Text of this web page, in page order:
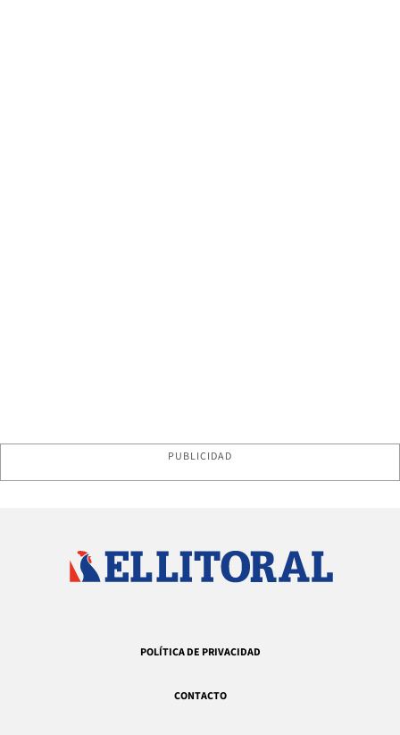
PUBLICIDAD
POLÍTICA DE PRIVACIDAD
CONTACTO